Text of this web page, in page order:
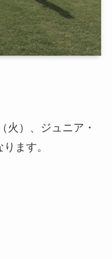
火）、ジュニア・
ます。